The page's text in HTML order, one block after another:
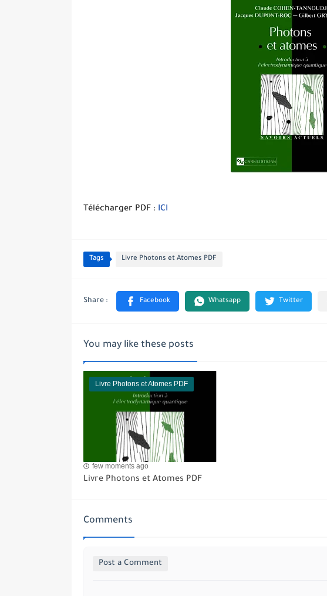
Télécharger PDF : ICI
Tags Livre Photons et Atomes PDF
You may like these posts
Livre Photons et Atomes PDF
few moments ago
Livre Photons et Atomes PDF
Comments
Post a Comment